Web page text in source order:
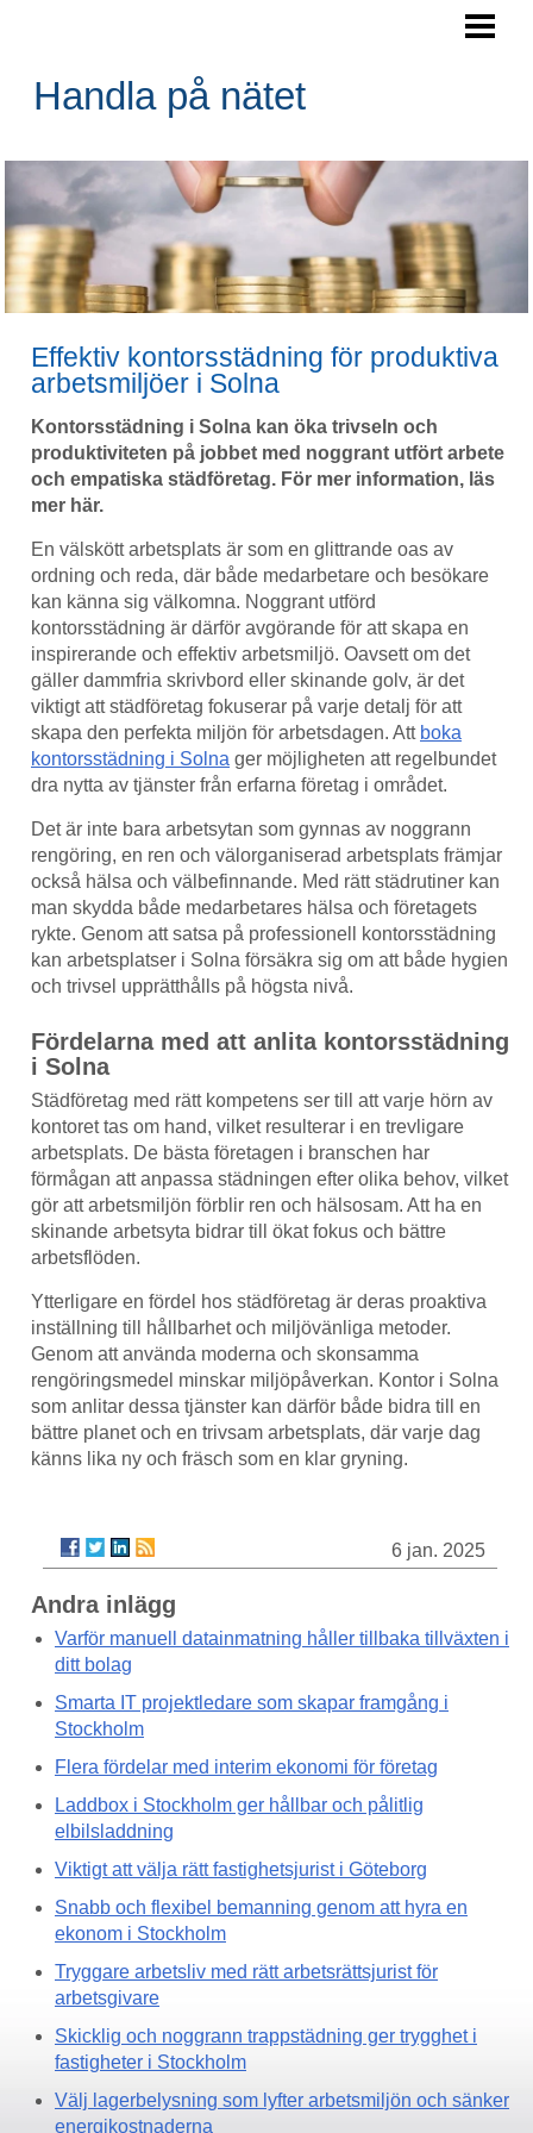
HANDLA SÄKERT PÅ NÄTET
HANDLA PÅ NÄTET TIPS
BLOGG
Handla på nätet
Effektiv kontorsstädning för produktiva
arbetsmiljöer i Solna
Kontorsstädning i Solna kan öka trivseln och
produktiviteten på jobbet med noggrant utfört arbete
och empatiska städföretag. För mer information, läs
mer här.
En välskött arbetsplats är som en glittrande oas av
ordning och reda, där både medarbetare och besökare
kan känna sig välkomna. Noggrant utförd
kontorsstädning är därför avgörande för att skapa en
inspirerande och effektiv arbetsmiljö. Oavsett om det
gäller dammfria skrivbord eller skinande golv, är det
viktigt att städföretag fokuserar på varje detalj för att
skapa den perfekta miljön för arbetsdagen. Att boka
kontorsstädning i Solna ger möjligheten att regelbundet
dra nytta av tjänster från erfarna företag i området.
Det är inte bara arbetsytan som gynnas av noggrann
rengöring, en ren och välorganiserad arbetsplats främjar
också hälsa och välbefinnande. Med rätt städrutiner kan
man skydda både medarbetares hälsa och företagets
rykte. Genom att satsa på professionell kontorsstädning
kan arbetsplatser i Solna försäkra sig om att både hygien
och trivsel upprätthålls på högsta nivå.
Fördelarna med att anlita kontorsstädning
i Solna
Städföretag med rätt kompetens ser till att varje hörn av
kontoret tas om hand, vilket resulterar i en trevligare
arbetsplats. De bästa företagen i branschen har
förmågan att anpassa städningen efter olika behov, vilket
gör att arbetsmiljön förblir ren och hälsosam. Att ha en
skinande arbetsyta bidrar till ökat fokus och bättre
arbetsflöden.
Ytterligare en fördel hos städföretag är deras proaktiva
inställning till hållbarhet och miljövänliga metoder.
Genom att använda moderna och skonsamma
rengöringsmedel minskar miljöpåverkan. Kontor i Solna
som anlitar dessa tjänster kan därför både bidra till en
bättre planet och en trivsam arbetsplats, där varje dag
känns lika ny och fräsch som en klar gryning.
6 jan. 2025
Andra inlägg
Varför manuell datainmatning håller tillbaka tillväxten i
ditt bolag
Smarta IT projektledare som skapar framgång i
Stockholm
Flera fördelar med interim ekonomi för företag
Laddbox i Stockholm ger hållbar och pålitlig
elbilsladdning
Viktigt att välja rätt fastighetsjurist i Göteborg
Snabb och flexibel bemanning genom att hyra en
ekonom i Stockholm
Tryggare arbetsliv med rätt arbetsrättsjurist för
arbetsgivare
Skicklig och noggrann trappstädning ger trygghet i
fastigheter i Stockholm
Välj lagerbelysning som lyfter arbetsmiljön och sänker
energikostnaderna